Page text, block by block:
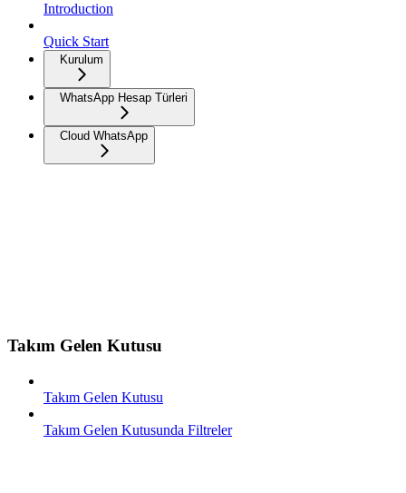
Introduction
Quick Start
Kurulum
WhatsApp Hesap Türleri
Cloud WhatsApp
Takım Gelen Kutusu
Takım Gelen Kutusu
Takım Gelen Kutusunda Filtreler